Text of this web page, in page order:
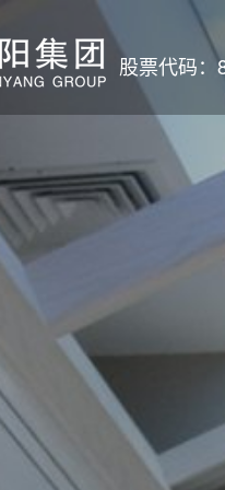
股票代码：